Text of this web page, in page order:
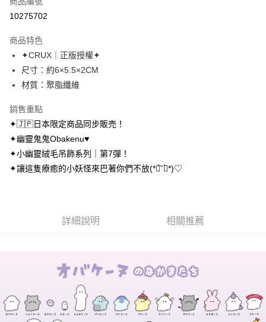
超商取貨付款
Apple Pay
街口支付
AFTEE先享後付
相關說明
AFTEE先享後付是「在收到商品之後才付款」的支付方式。 讓您購物簡單
便利好安心！
【「AFTEE先享後付」結帳流程】
３．收到繳費通知簡訊後14天內，點擊此簡訊中的連結，可透過四大超商／
ATM／網路銀行／等多元方式進行付款，方視為交易完成。
※ 請注意：結帳手續完成當下不需立刻繳費，但若您需要取消訂單，請聯絡
購買商品的店家。未經商家同意取消之訂單仍視為有效，需透過AFTEE先享
後付繳納相關費用。
※ 交易是否成功請以「AFTEE先享後付 」之結帳頁面顯示為準，若有關於
ATM付款
每筆NT$70，滿NT$699(含以上)免運費
7-11取貨付款
每筆NT$70，滿NT$899(含以上)免運費
付款後7-11取貨
10275702
商品特色
✦CRUX｜正版授權✦
尺寸：約6×5.5×2CM
材質：聚脂纖維
銷售重點
✦🇯🇵日本限定商品同步販売！
✦幽靈鬼鬼Obakenu♥︎
✦小幽靈絨毛吊飾系列｜第7彈！
✦讓這隻療癒的小妖怪來巴著你們不放(*ฅ́˘ฅ̀*)♡
詳細說明 相關推薦